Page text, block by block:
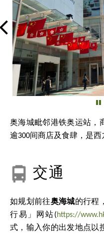
奥海城毗邻港铁奥运站，
逾300间商店及食肆，是西
交通
如规划前往奥海城的行程
行易」网站(https://
式，输入你的出发地点以